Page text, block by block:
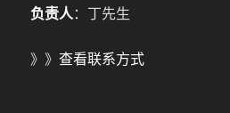
负责人：丁先生
》》 查看联系方式